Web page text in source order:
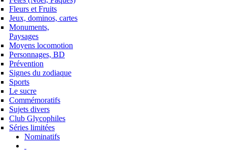
Fleurs et Fruits
Jeux, dominos, cartes
Monuments,
Paysages
Moyens locomotion
Personnages, BD
Prévention
Signes du zodiaque
Sports
Le sucre
Commémoratifs
Sujets divers
Club Glycophiles
Séries limitées
Nominatifs